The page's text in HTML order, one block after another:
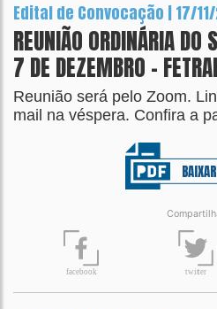
Edital de Convocação | 17/
REUNIÃO ORDINÁRIA DO
7 DE DEZEMBRO -
Reunião será pelo Zoom.
mail na véspera. Confira a
facebook twitter